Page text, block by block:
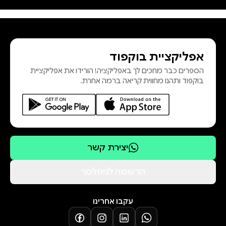
אפליקציית בוקפוד
הספרים כבר מחכים לך באפליקציה! הורידו את אפליקציית
בוקפוד ותהנו מחווית קריאה ברמה אחרת.
יצירת קשר
עקבו אחרינו